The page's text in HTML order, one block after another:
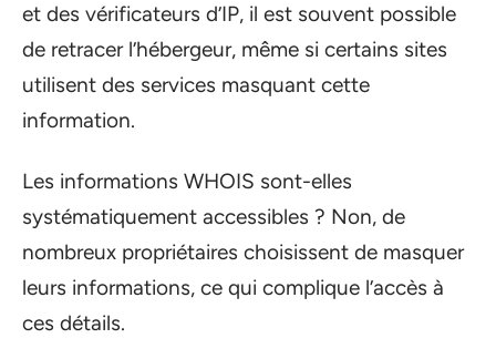
et des vérificateurs d’IP, il est souvent possible
de retracer l’hébergeur, même si certains sites
utilisent des services masquant cette
information.
Les informations WHOIS sont-elles
systématiquement accessibles ? Non, de
nombreux propriétaires choisissent de masquer
leurs informations, ce qui complique l’accès à
ces détails.